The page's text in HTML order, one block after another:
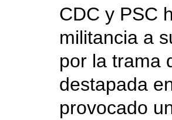
CDC y PSC
militancia a
por la trama
destapada
provocado